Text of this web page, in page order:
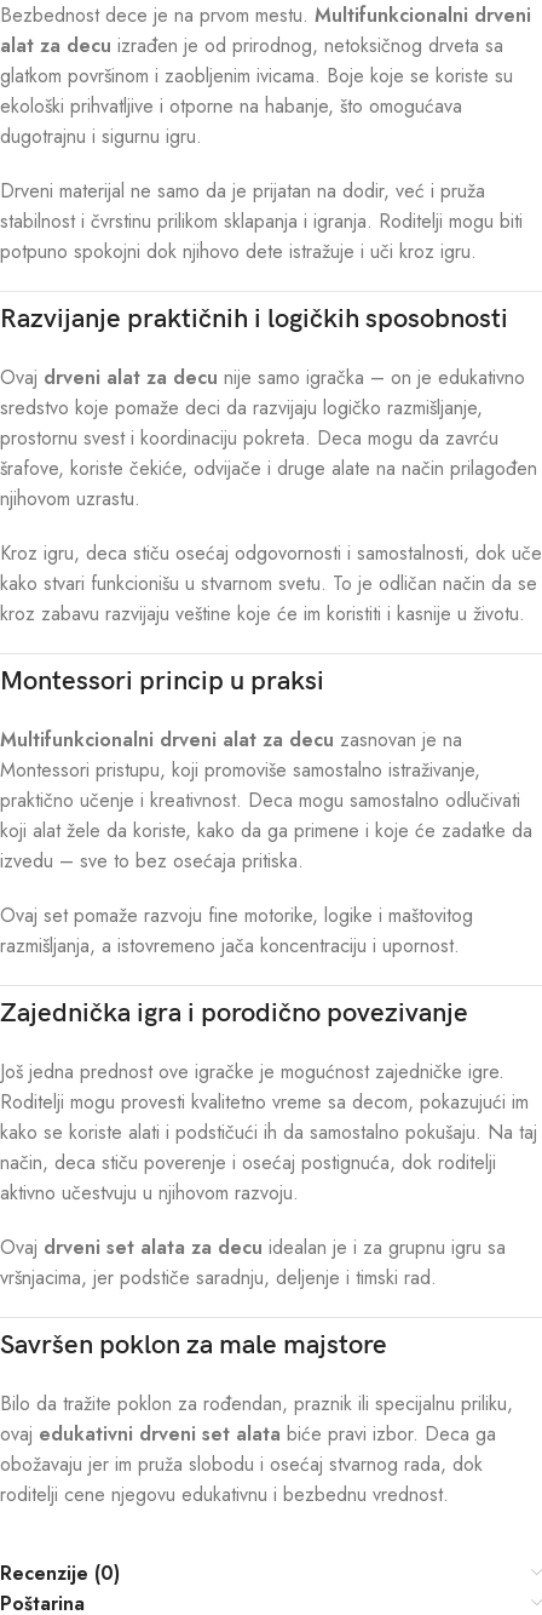
Bezbednost dece je na prvom mestu. Multifunkcionalni drveni
alat za decu izrađen je od prirodnog, netoksičnog drveta sa
glatkom površinom i zaobljenim ivicama. Boje koje se koriste su
ekološki prihvatljive i otporne na habanje, što omogućava
dugotrajnu i sigurnu igru.
Drveni materijal ne samo da je prijatan na dodir, već i pruža
stabilnost i čvrstinu prilikom sklapanja i igranja. Roditelji mogu biti
potpuno spokojni dok njihovo dete istražuje i uči kroz igru.
Razvijanje praktičnih i logičkih sposobnosti
Ovaj drveni alat za decu nije samo igračka – on je edukativno
sredstvo koje pomaže deci da razvijaju logičko razmišljanje,
prostornu svest i koordinaciju pokreta. Deca mogu da zavrću
šrafove, koriste čekiće, odvijače i druge alate na način prilagođen
njihovom uzrastu.
Kroz igru, deca stiču osećaj odgovornosti i samostalnosti, dok uče
kako stvari funkcionišu u stvarnom svetu. To je odličan način da se
kroz zabavu razvijaju veštine koje će im koristiti i kasnije u životu.
Montessori princip u praksi
Multifunkcionalni drveni alat za decu zasnovan je na
Montessori pristupu, koji promoviše samostalno istraživanje,
praktično učenje i kreativnost. Deca mogu samostalno odlučivati
koji alat žele da koriste, kako da ga primene i koje će zadatke da
izvedu – sve to bez osećaja pritiska.
Ovaj set pomaže razvoju fine motorike, logike i maštovitog
razmišljanja, a istovremeno jača koncentraciju i upornost.
Zajednička igra i porodično povezivanje
Još jedna prednost ove igračke je mogućnost zajedničke igre.
Roditelji mogu provesti kvalitetno vreme sa decom, pokazujući im
kako se koriste alati i podstičući ih da samostalno pokušaju. Na taj
način, deca stiču poverenje i osećaj postignuća, dok roditelji
aktivno učestvuju u njihovom razvoju.
Ovaj drveni set alata za decu idealan je i za grupnu igru sa
vršnjacima, jer podstiče saradnju, deljenje i timski rad.
Savršen poklon za male majstore
Bilo da tražite poklon za rođendan, praznik ili specijalnu priliku,
ovaj edukativni drveni set alata biće pravi izbor. Deca ga
obožavaju jer im pruža slobodu i osećaj stvarnog rada, dok
roditelji cene njegovu edukativnu i bezbednu vrednost.
Recenzije (0)
Poštarina